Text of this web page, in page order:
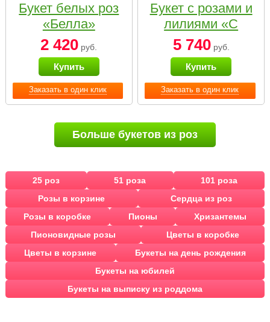
Заказать в один клик
Букет белых роз
«Белла»
2 420 руб.
Купить
Заказать в один клик
Букет с розами и
лилиями «С
наилучшими
пожеланиями»
5 740руб.
Купить
Больше букетов из роз
25 роз 51 роза
101 роза
Розы в корзине
Сердца из роз
Розы в коробке
Пионы
Хризантемы
Пионовидные розы
Цветы в коробке
Цветы в корзине
Букеты на день рождения
Букеты на юбилей
Букеты на выписку из роддома